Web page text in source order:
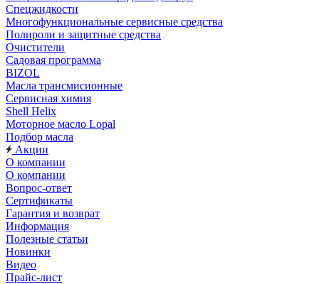
Спецжидкости
Многофункциональные сервисные средства
Полироли и защитные средства
Очистители
Садовая программа
BIZOL
Масла трансмисионные
Сервисная химия
Shell Helix
Моторное масло Lopal
Подбор масла
Акции
О компании
О компании
Вопрос-ответ
Сертификаты
Гарантия и возврат
Информация
Полезные статьи
Новинки
Видео
Прайс-лист